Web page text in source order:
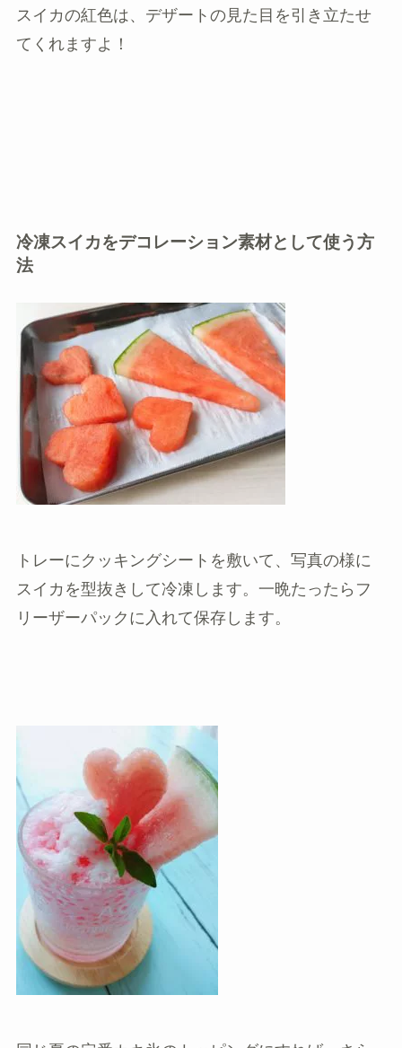
スイカの紅色は、デザートの見た目を引き立たせ
てくれますよ！
冷凍スイカをデコレーション素材として使う方
法
トレーにクッキングシートを敷いて、写真の様に
スイカを型抜きして冷凍します。一晩たったらフ
リーザーパックに入れて保存します。